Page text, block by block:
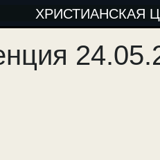
ХРИСТИАНСКАЯ